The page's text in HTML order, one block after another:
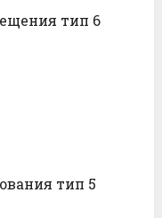
тип 6
тип 5